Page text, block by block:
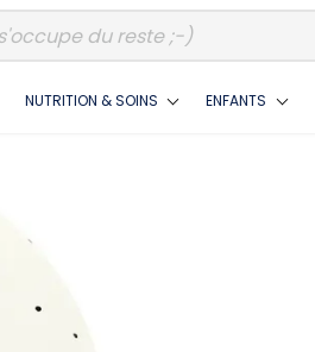
NUTRITION & SOINS ENFANTS